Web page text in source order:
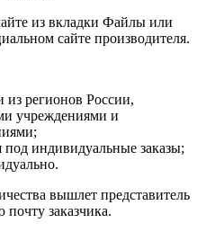
из вкладки Файлы или
сайте производителя.
из регионов России,
учреждениями и
под индивидуальные заказы;
вышлет представитель
заказчика.